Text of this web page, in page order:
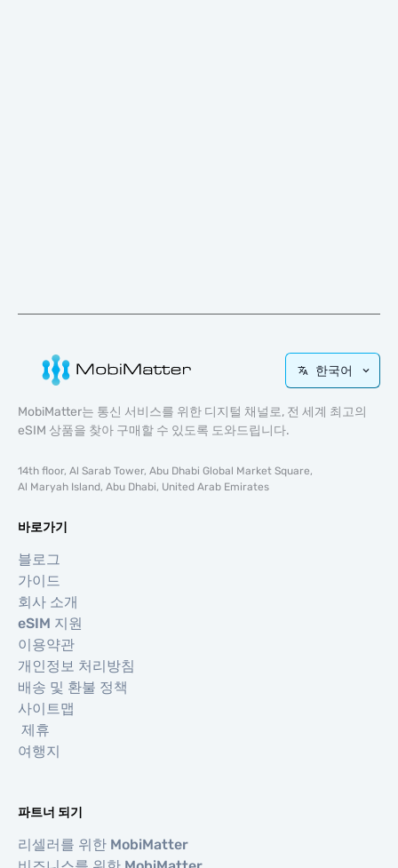
한국어
MobiMatter는 통신 서비스를 위한 디지털 채널로, 전 세계 최고의
eSIM 상품을 찾아 구매할 수 있도록 도와드립니다.
14th floor, Al Sarab Tower, Abu Dhabi Global Market Square,
Al Maryah Island, Abu Dhabi, United Arab Emirates
바로가기
블로그
가이드
회사 소개
eSIM 지원
이용약관
개인정보 처리방침
배송 및 환불 정책
사이트맵
제휴
여행지
파트너 되기
리셀러를 위한 MobiMatter